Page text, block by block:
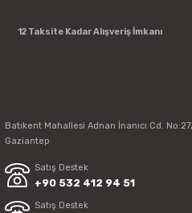
12 Taksite Kadar Alışveriş İmkanı
Batıkent Mahallesi Adnan İnanıcı Cd.
Gaziantep
Satış Destek
+90 532 412 94 51
Satış Destek